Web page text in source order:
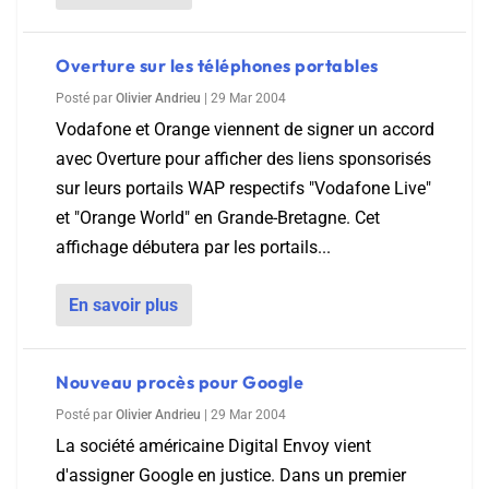
Overture sur les téléphones portables
Posté par Olivier Andrieu 29 Mar 2004
Vodafone et Orange viennent de signer un accord
avec Overture pour afficher des liens sponsorisés
sur leurs portails WAP respectifs "Vodafone Live"
et "Orange World" en Grande-Bretagne. Cet
affichage débutera par les portails...
En savoir plus
Nouveau procès pour Google
Posté par Olivier Andrieu 29 Mar 2004
La société américaine Digital Envoy vient
d'assigner Google en justice. Dans un premier